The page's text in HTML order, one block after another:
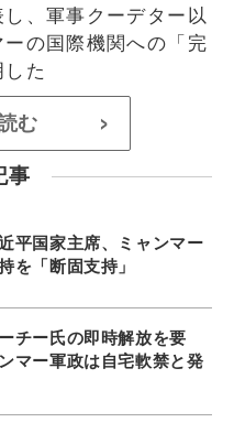
、軍事クーデター以
の国際機関への「完
た
む >
事
平国家主席、ミャンマー
を「断固支持」
チー氏の即時解放を要
マー軍政は自宅軟禁と発